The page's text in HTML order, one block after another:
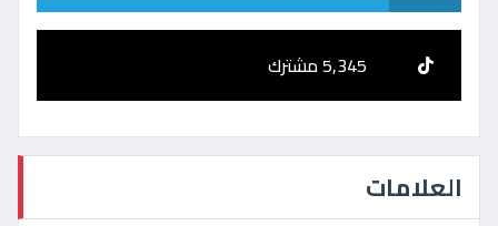
5,345 مشترك
العلامات